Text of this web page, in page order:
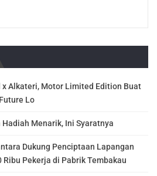
x Alkateri, Motor Limited Edition Buat
Lo
Menarik, Ini Syaratnya
Dukung Penciptaan Lapangan
Ribu Pekerja di Pabrik Tembakau